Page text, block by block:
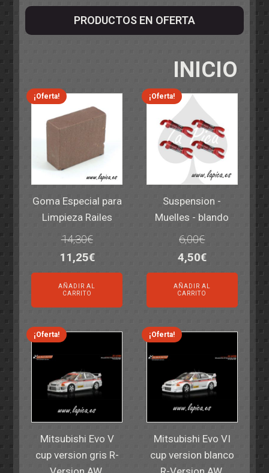
PRODUCTOS EN OFERTA
INICIO
¡Oferta!
Goma Especial para
Limpieza Railes
14,30€
El
precio
original
era:
14,30€.
11,25€El
precio
actual
es:
11,25€.
AÑADIR AL
CARRITO
¡Oferta!
Suspension -
Muelles - blando
6,00€
El
precio
original
era:
6,00€.
4,50€El
precio
actual
es:
4,50€.
AÑADIR AL
CARRITO
¡Oferta!
Mitsubishi Evo V
cup version gris R-
¡Oferta!
Mitsubishi Evo VI
cup version blanco